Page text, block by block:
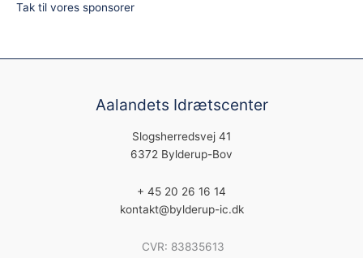
Tak til vores sponsorer
Aalandets Idrætscenter
Slogsherredsvej 41
6372 Bylderup-Bov
+ 45 20 26 16 14
kontakt@bylderup-ic.dk
CVR: 83835613